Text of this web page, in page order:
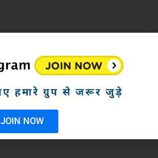
JOIN NOW